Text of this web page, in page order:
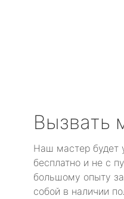
Вызвать
Наш мастер будет
бесплатно и не с
большому опыту
собой в наличии